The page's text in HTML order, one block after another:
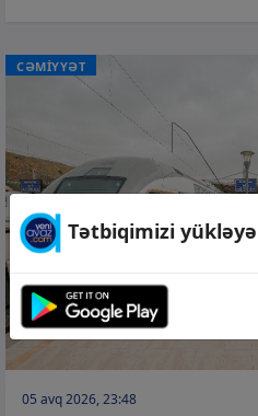
CƏMİYYƏT
05 avq 2026, 23:48
Tətbiqimizi